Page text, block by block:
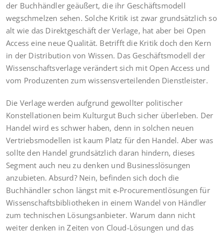
der Buchhändler geäußert, die ihr Geschäftsmodell
wegschmelzen sehen. Solche Kritik ist zwar grundsätzlich so
alt wie das Direktgeschäft der Verlage, hat aber bei Open
Access eine neue Qualität. Betrifft die Kritik doch den Kern
in der Distribution von Wissen. Das Geschäftsmodell der
Wissenschaftsverlage verändert sich mit Open Access und
vom Produzenten zum wissensverteilenden Dienstleister.
Die Verlage werden aufgrund gewollter politischer
Konstellationen beim Kulturgut Buch sicher überleben. Der
Handel wird es schwer haben, denn in solchen neuen
Vertriebsmodellen ist kaum Platz für den Handel. Aber was
sollte den Handel grundsätzlich daran hindern, dieses
Segment auch neu zu denken und Businesslösungen
anzubieten. Absurd? Nein, befinden sich doch die
Buchhändler schon längst mit e-Procurementlösungen für
Wissenschaftsbibliotheken in einem Wandel von Händler
zum technischen Lösungsanbieter. Warum dann nicht
weiter denken in Zeiten von Cloud-Lösungen und das